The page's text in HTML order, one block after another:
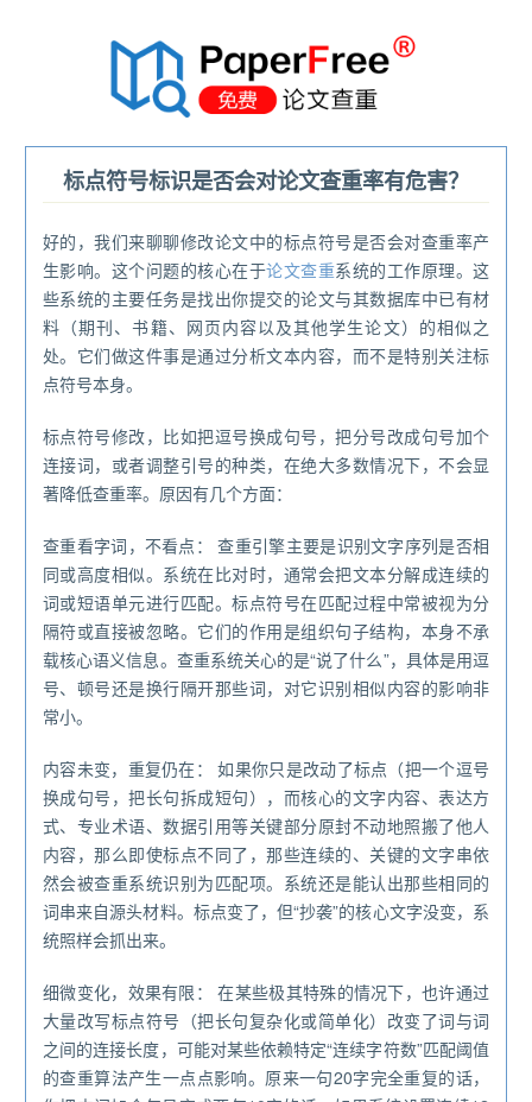
标点符号标识是否会对论文查重率有危害？
好的，我们来聊聊修改论文中的标点符号是否会对查重率产
生影响。这个问题的核心在于论文查重系统的工作原理。这
些系统的主要任务是找出你提交的论文与其数据库中已有材
料（期刊、书籍、网页内容以及其他学生论文）的相似之
处。它们做这件事是通过分析文本内容，而不是特别关注标
点符号本身。
标点符号修改，比如把逗号换成句号，把分号改成句号加个
连接词，或者调整引号的种类，在绝大多数情况下，不会显
著降低查重率。原因有几个方面：
查重看字词，不看点： 查重引擎主要是识别文字序列是否相
同或高度相似。系统在比对时，通常会把文本分解成连续的
词或短语单元进行匹配。标点符号在匹配过程中常被视为分
隔符或直接被忽略。它们的作用是组织句子结构，本身不承
载核心语义信息。查重系统关心的是“说了什么”，具体是用逗
号、顿号还是换行隔开那些词，对它识别相似内容的影响非
常小。
内容未变，重复仍在： 如果你只是改动了标点（把一个逗号
换成句号，把长句拆成短句），而核心的文字内容、表达方
式、专业术语、数据引用等关键部分原封不动地照搬了他人
内容，那么即使标点不同了，那些连续的、关键的文字串依
然会被查重系统识别为匹配项。系统还是能认出那些相同的
词串来自源头材料。标点变了，但“抄袭”的核心文字没变，系
统照样会抓出来。
细微变化，效果有限： 在某些极其特殊的情况下，也许通过
大量改写标点符号（把长句复杂化或简单化）改变了词与词
之间的连接长度，可能对某些依赖特定“连续字符数”匹配阈值
的查重算法产生一点点影响。原来一句20字完全重复的话，